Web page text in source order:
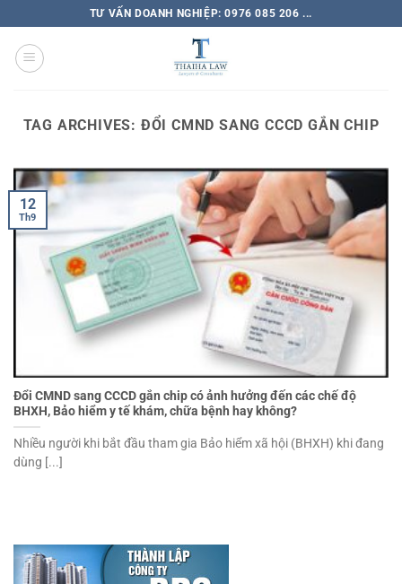
TƯ VẤN DOANH NGHIỆP: 0976 085 206 ...
TAG ARCHIVES: ĐỔI CMND SANG CCCD GẮN CHIP
Đổi CMND sang CCCD gắn chip có ảnh hưởng đến các chế độ
BHXH, Bảo hiểm y tế khám, chữa bệnh hay không?
Nhiều người khi bắt đầu tham gia Bảo hiểm xã hội (BHXH) khi đang
dùng [...]
12
Th9